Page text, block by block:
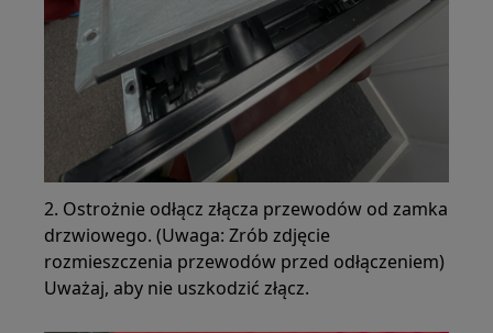
2. Ostrożnie odłącz złącza przewodów od zamka
drzwiowego. (Uwaga: Zrób zdjęcie
rozmieszczenia przewodów przed odłączeniem)
Uważaj, aby nie uszkodzić złącz.